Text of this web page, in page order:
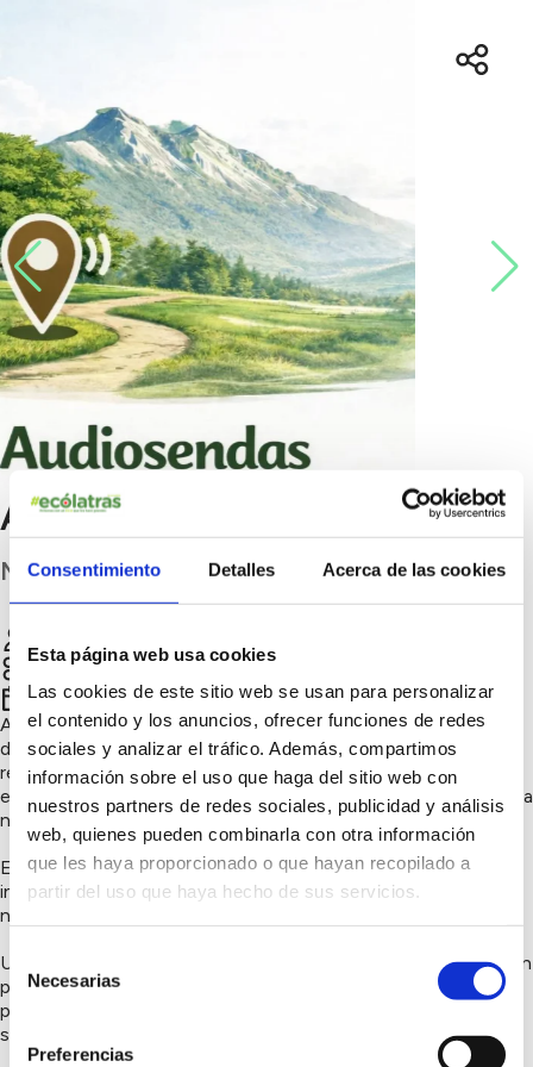
Consentimiento Detalles Acerca de las cookies
Esta página web usa cookies
Las cookies de este sitio web se usan para personalizar
el contenido y los anuncios, ofrecer funciones de redes
sociales y analizar el tráfico. Además, compartimos
información sobre el uso que haga del sitio web con
nuestros partners de redes sociales, publicidad y análisis
web, quienes pueden combinarla con otra información
que les haya proporcionado o que hayan recopilado a
partir del uso que haya hecho de sus servicios.
de
consentimiento
Necesarias
Preferencias
Audiosendas
Madrid
Sensibilización ambiental, Naturaleza y biodiversidad
2º trimestre 2026
Audiosendas es una iniciativa para fomentar el conocimiento
del medio natural. Se trata de rutas autoguiadas mediante un
recurso web que incluye un track GPS y paradas con audios
explicativos, al estilo de una audioguía de museo pero en plena
naturaleza.
El recorrido también se puede hacer en familia. Cada ruta
incluye un cuaderno imprimible con actividades para que los
niños lo puedan rellenar por.el camino sin mirar a la pantalla
Una ruta de Audiosendas reúne los beneficios de una ruta con
paneles informativos y de una salida con monitor ambiental,
pero sin gasto en infraestructura, y cada cual puede hacerla a
su ritmo